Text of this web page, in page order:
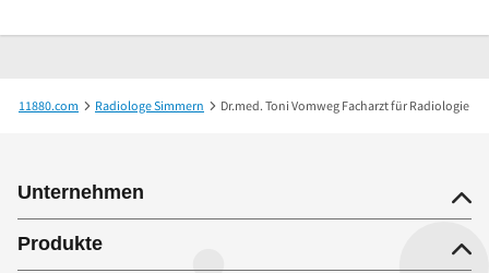
11880.com Radiologe Simmern Dr.med. Toni Vomweg Facharzt für Radiologie
Unternehmen
Produkte